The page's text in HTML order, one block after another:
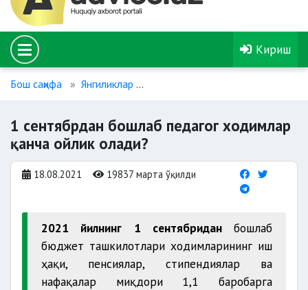
Кириш
Бош саҳифа Янгиликлар
1 сентябрдан бошлаб педагог ходимлар
қанча ойлик олади?
18.08.2021 19837 марта ўқилди
2021 йилнинг 1 сентябридан бошлаб
бюджет ташкилотлари ходимларининг иш
ҳақи, пенсиялар, стипендиялар ва
нафақалар миқдори 1,1 баробарга